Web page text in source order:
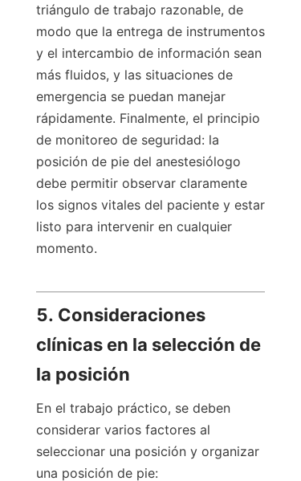
triángulo de trabajo razonable, de
modo que la entrega de instrumentos
y el intercambio de información sean
más fluidos, y las situaciones de
emergencia se puedan manejar
rápidamente. Finalmente, el principio
de monitoreo de seguridad: la
posición de pie del anestesiólogo
debe permitir observar claramente
los signos vitales del paciente y estar
listo para intervenir en cualquier
momento.
5. Consideraciones
clínicas en la selección de
la posición
En el trabajo práctico, se deben
considerar varios factores al
seleccionar una posición y organizar
una posición de pie:
ES